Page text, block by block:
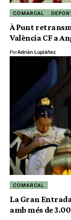
COMARCAL
À Punt
València CF a
PorAdrián Lupiáñez
COMARCAL
La Gran
amb més de